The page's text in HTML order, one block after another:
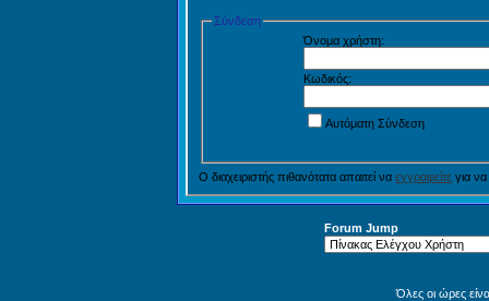
Σύνδεση
Όνομα χρήστη:
Κωδικός:
Αυτόματη Σύνδεση
Ο διαχειριστής πιθανότατα απαιτεί να εγγραφείτε για
Forum Jump
Όλες οι ώρες